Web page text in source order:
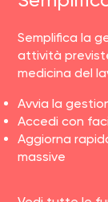
Semplifica la
attività
medicina del
Avvia la
Accedi con
Aggiorna
massive